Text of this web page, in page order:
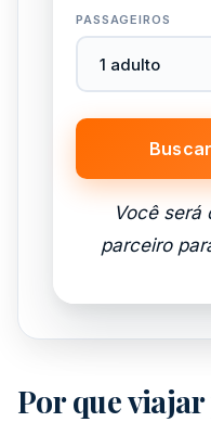
PASSAGEIROS
Você será
parceiro
Por que